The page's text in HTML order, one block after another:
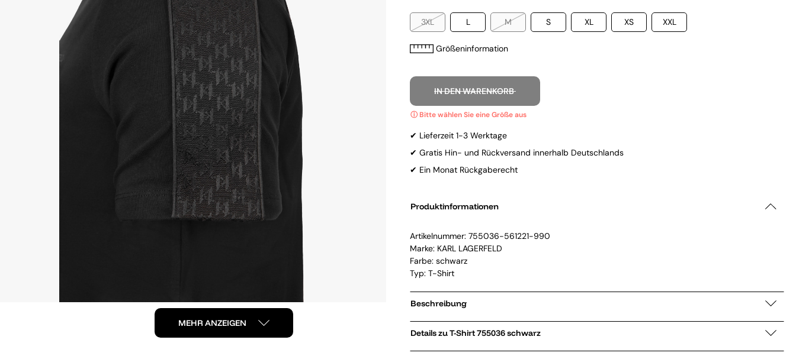
MEHR ANZEIGEN
3XL L M S XL XS XXL
Größeninformation
IN DEN WARENKORB
✔ Lieferzeit 1-3 Werktage
✔ Gratis Hin- und Rückversand innerhalb Deutschlands
✔ Ein Monat Rückgaberecht
Produktinformationen
Artikelnummer: 755036-561221-990
Marke: KARL LAGERFELD
Farbe: schwarz
Typ: T-Shirt
Beschreibung
Details zu T-Shirt 755036 schwarz